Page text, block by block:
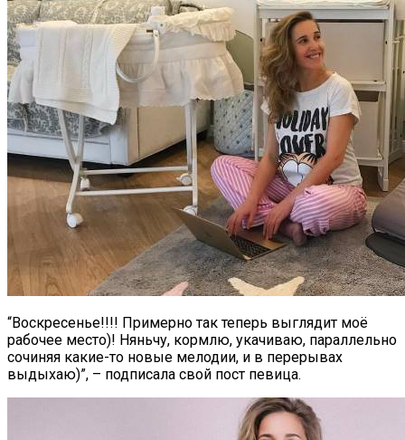
“Воскресенье!!!! Примерно так теперь выглядит моё
рабочее место)! Няньчу, кормлю, укачиваю, параллельно
сочиняя какие-то новые мелодии, и в перерывах
выдыхаю)”, – подписала свой пост певица.